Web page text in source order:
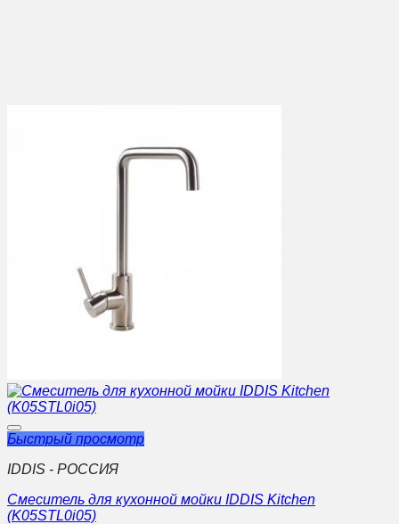
Быстрый просмотр
IDDIS - РОССИЯ
Смеситель для кухонной мойки IDDIS Kitchen
(K05STL0i05)